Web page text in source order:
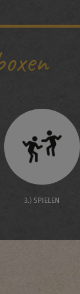
3.) SPIELEN